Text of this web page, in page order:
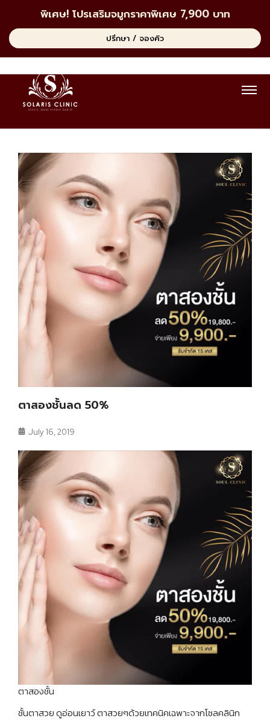
พิเศษ! โปรเสริมจมูกราคาพิเศษ 7,900 บาท
ปรึกษา / จองคิว
ตาสองชั้นลด 50%
July 16, 2019
ตาสองชั้น
ชั้นตาสวย ดูอ่อนเยาว์ ตาสวยๆด้วยเทคนิคเฉพาะจากโซลคลินิก